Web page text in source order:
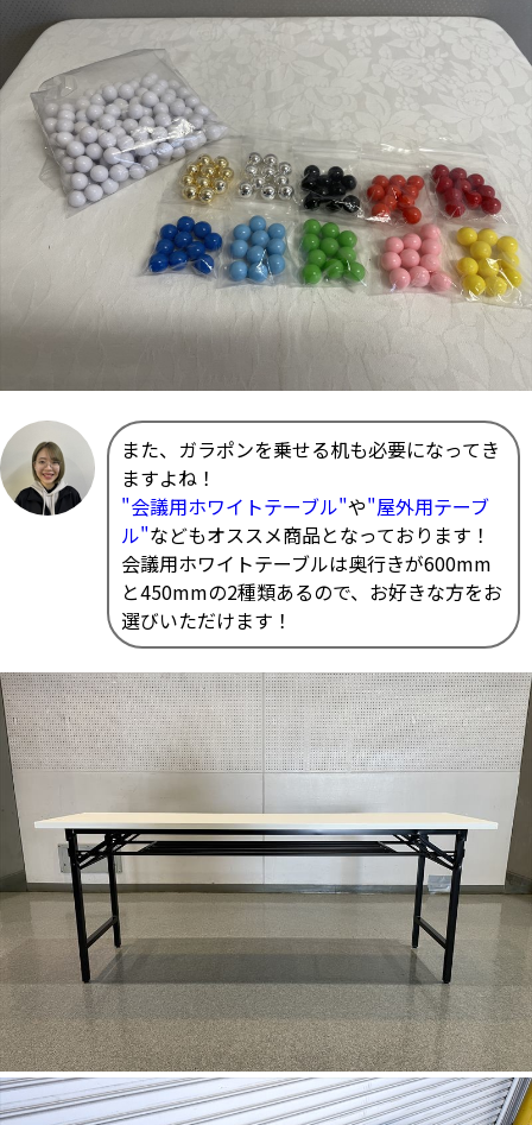
また、ガラポンを乗せる机も必要になってき
ますよね！
"会議用ホワイトテーブル"や"屋外用テーブ
ル"などもオススメ商品となっております！
会議用ホワイトテーブルは奥行きが600mm
と450mmの2種類あるので、お好きな方をお
選びいただけます！